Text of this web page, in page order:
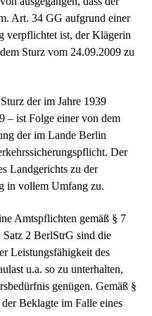
der im Lande Berlin
Der
Landgerichts zu der
in vollem Umfang zu.
2 BerlStrG sind die
Leistungsfähigkeit des
u.a. so zu unterhalten,
genügen. Gemäß §
Beklagte im Falle eines
zu veranlassen, dass
Verkehrseinrichtungen eine
ist; er hat
des verkehrssicheren
hat der Beklagte
den sich unstreitig seit
Begehung am